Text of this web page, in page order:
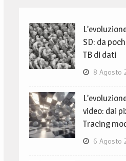
SD: da
TB di dati
8 Agosto
video: dai
Tracing
6 Agosto